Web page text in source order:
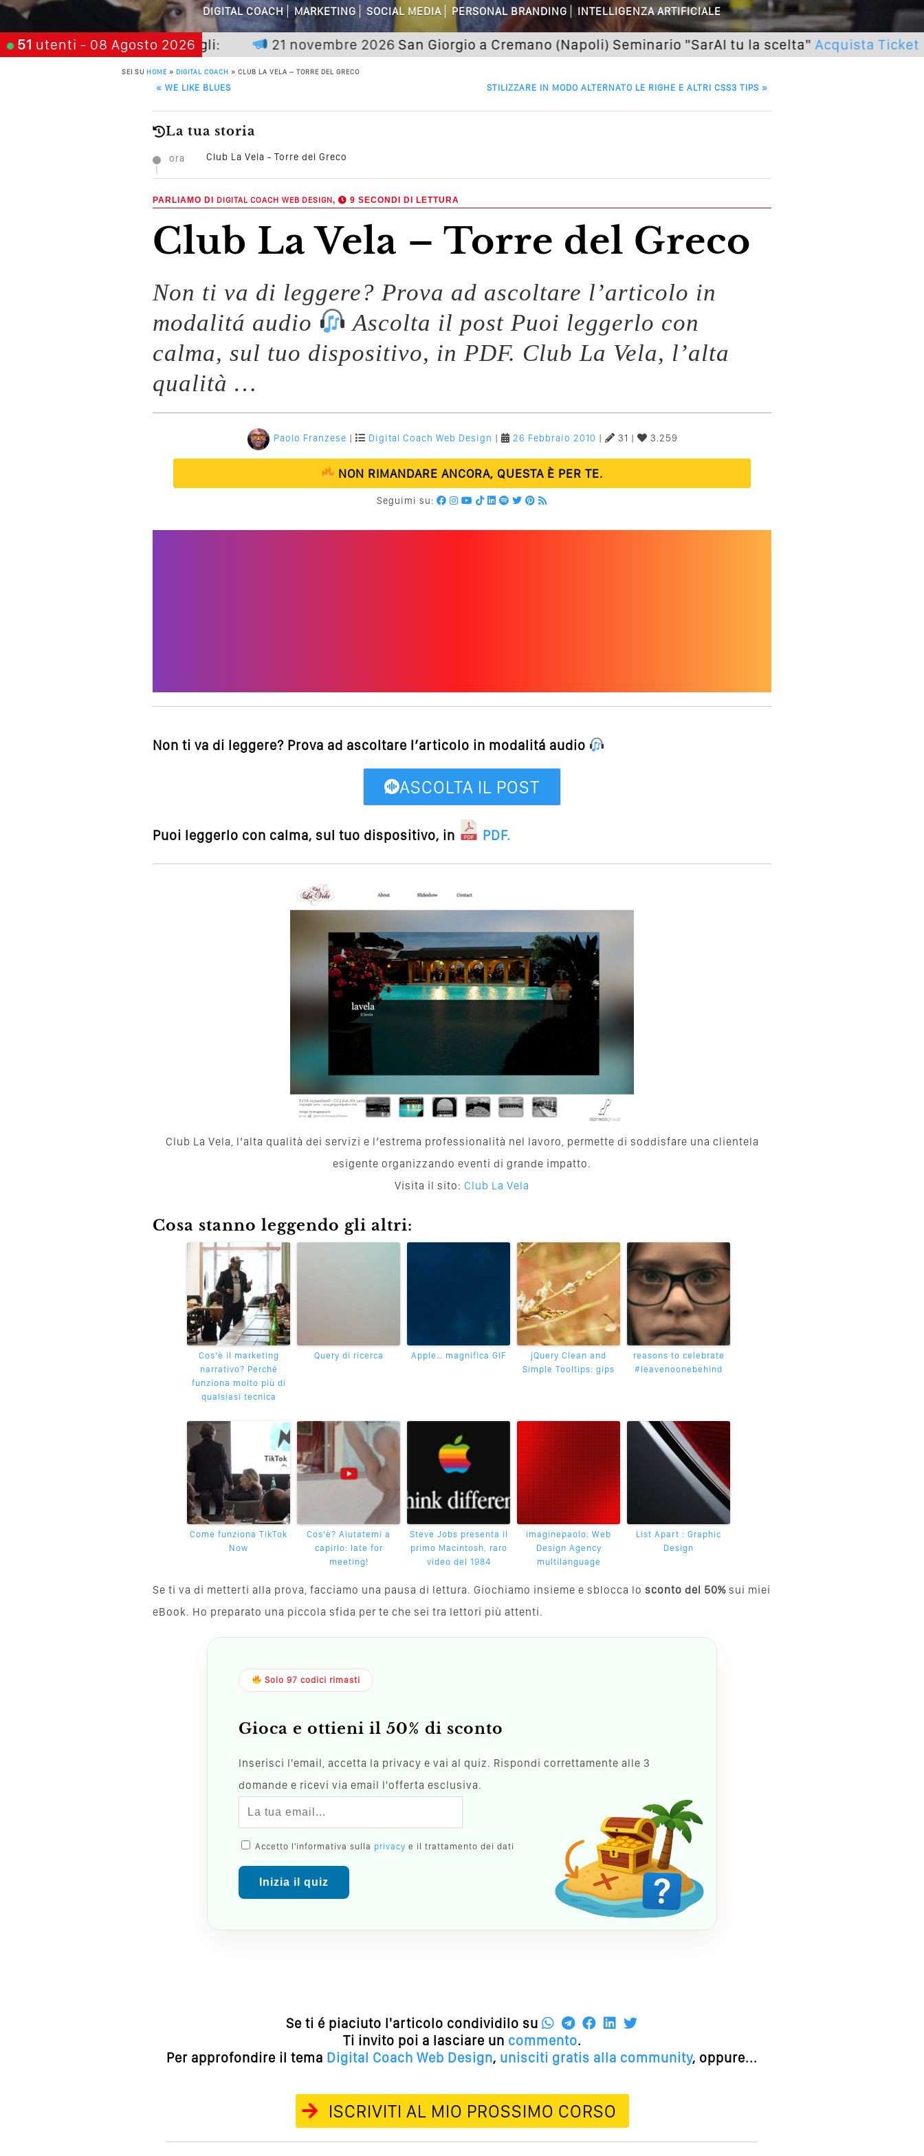
Perché Non Guadagni Sui Social Media? Probabilmente Tutto Peggiorerà
Quali Sono Gli Errori Della Comunicazione Politica? Il Caso Delle Braccia Incrociate
Come Promuoversi Nel Wedding? Il Mio Intervento Per L’Accademia Del Wedding
DIGITAL COACH MARKETING SOCIAL MEDIA PERSONAL BRANDING INTELLIGENZA ARTIFICIALE
51 utenti - 08 Agosto 2026
chi aspetta, scegli: 21 novembre 2026San Giorgio a Cremano (Napoli) Seminario "SarAI tu la scelta"Acquista Ticket
SEI SU HOME » DIGITAL COACH » CLUB LA VELA – TORRE DEL GRECO
POST NAVIGATION
« WE LIKE BLUES STILIZZARE IN MODO ALTERNATO LE RIGHE E ALTRI CSS3 TIPS »
La tua storia
ora Club La Vela - Torre del Greco
PARLIAMO DI DIGITAL COACH WEB DESIGN, 9 SECONDI DI LETTURA
Club La Vela – Torre del Greco
Non ti va di leggere? Prova ad ascoltare l’articolo in
modalitá audio
Ascolta il post Puoi leggerlo con
calma, sul tuo dispositivo, in PDF. Club La Vela, l’alta
qualità …
Paolo Franzese | Digital Coach Web Design | 26 Febbraio 2010 | 31 | 3.259
NON RIMANDARE ANCORA, QUESTA È PER TE.
Seguimi su:
Non ti va di leggere? Prova ad ascoltare l’articolo in modalitá audio
ASCOLTA IL POST
Puoi leggerlo con calma, sul tuo dispositivo, in PDF.
Club La Vela, l’alta qualità dei servizi e l’estrema professionalità nel lavoro, permette di soddisfare una clientela
esigente organizzando eventi di grande impatto.
Visita il sito: Club La Vela
Cosa stanno leggendo gli altri:
Cos’è il marketing
narrativo? Perché
funziona molto più di
qualsiasi tecnica
Query di ricerca Apple… magnifica GIF
jQuery Clean and
Simple Tooltips: gips
reasons to celebrate
#leavenoonebehind
Come funziona TikTok
Now
Cos’è? Aiutatemi a
capirlo: late for
meeting!
Steve Jobs presenta il
primo Macintosh, raro
video del 1984
imaginepaolo: Web
Design Agency
multilanguage
List Apart : Graphic
Design
Se ti va di metterti alla prova, facciamo una pausa di lettura. Giochiamo insieme e sblocca lo sconto del 50% sui miei
eBook. Ho preparato una piccola sfida per te che sei tra lettori più attenti.
Solo 97 codici rimasti
Gioca e ottieni il 50% di sconto
Inserisci l'email, accetta la privacy e vai al quiz. Rispondi correttamente alle 3
domande e ricevi via email l'offerta esclusiva.
Accetto l'informativa sulla privacy e il trattamento dei dati
Inizia il quiz
Se ti é piaciuto l'articolo condividilo su
Ti invito poi a lasciare un commento.
Per approfondire il tema Digital Coach Web Design, unisciti gratis alla community, oppure...
ISCRIVITI AL MIO PROSSIMO CORSO